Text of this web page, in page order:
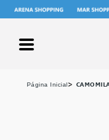
página inicial